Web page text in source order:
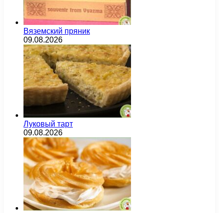
Вяземский пряник
09.08.2026
Луковый тарт
09.08.2026